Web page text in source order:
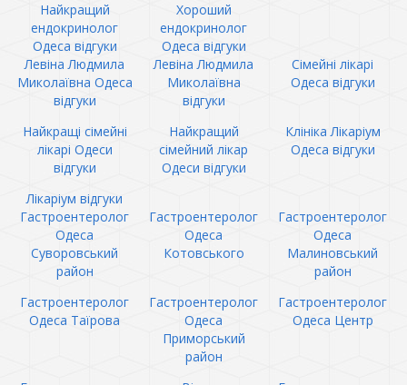
Найкращий
ендокринолог
Одеса відгуки
Хороший
ендокринолог
Одеса відгуки
Левіна Людмила
Миколаївна Одеса
відгуки
Левіна Людмила
Миколаївна
відгуки
Сімейні лікарі
Одеса відгуки
Найкращі сімейні
лікарі Одеси
відгуки
Найкращий
сімейний лікар
Одеси відгуки
Клініка Лікаріум
Одеса відгуки
Лікаріум відгуки
Гастроентеролог
Одеса
Суворовський
район
Гастроентеролог
Одеса
Котовського
Гастроентеролог
Одеса
Малиновський
район
Гастроентеролог
Одеса Таїрова
Гастроентеролог
Одеса
Приморський
район
Гастроентеролог
Одеса Центр